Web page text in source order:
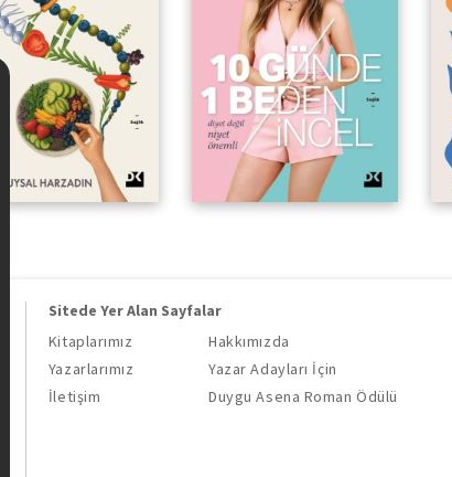
Sitede Yer Alan Sayfalar
Kitaplarımız
Hakkımızda
Yazarlarımız
Yazar Adayları İçin
İletişim
Duygu Asena Roman Ödülü